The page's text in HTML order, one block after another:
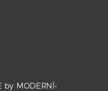
by MODERNÍ-